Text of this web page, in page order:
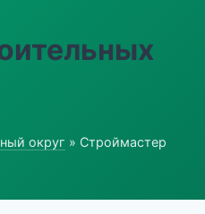
округ » Строймастер